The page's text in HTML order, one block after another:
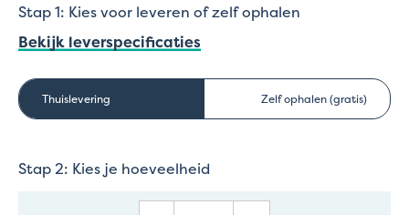
Stap 1: Kies voor leveren of zelf ophalen
Bekijk leverspecificaties
Thuislevering Zelf ophalen (gratis)
Stap 2: Kies je hoeveelheid